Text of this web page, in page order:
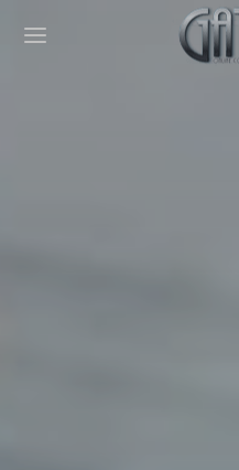
Cookies management panel